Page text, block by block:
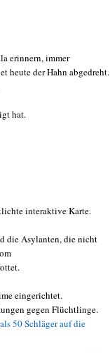
erinnern, immer
heute der Hahn abgedreht.
hat.
interaktive Karte.
die Asylanten, die nicht
eingerichtet.
gegen Flüchtlinge.
50 Schläger auf die